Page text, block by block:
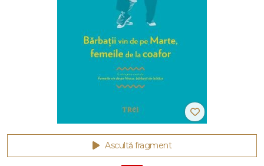
Ascultă fragment